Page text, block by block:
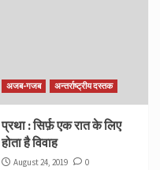
अजब-गजब अन्तर्राष्ट्रीय दस्तक
प्रथा : सिर्फ़ एक रात के लिए
होता है विवाह
August 24, 2019 0